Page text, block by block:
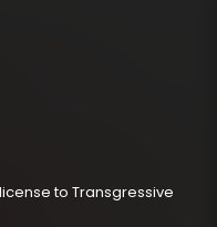
to Transgressive